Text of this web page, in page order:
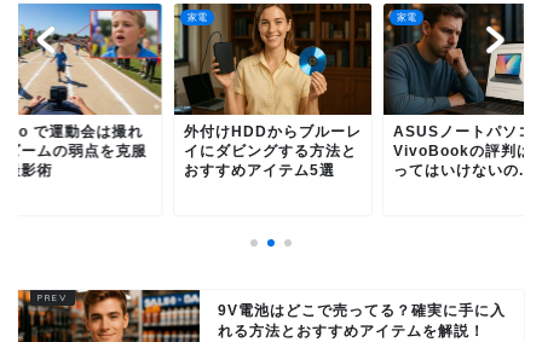
けHDDからブルーレ
ダビングする方法と
すめアイテム5選
家電
ASUSノートパソコン
VivoBookの評判は？買
ってはいけないの...
家電
Go Pro で運動会は
る！ズームの弱点を
する撮影術
9V電池はどこで売ってる？確実に手に入
れる方法とおすすめアイテムを解説！